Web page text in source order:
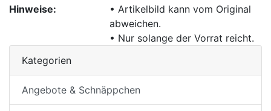
Hinweise:
• Artikelbild kann vom Original
abweichen.
• Nur solange der Vorrat reicht.
Kategorien
Angebote & Schnäppchen